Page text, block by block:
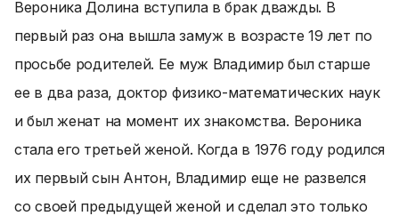
Вероника Долина вступила в брак дважды. В
первый раз она вышла замуж в возрасте 19 лет по
просьбе родителей. Ее муж Владимир был старше
ее в два раза, доктор физико-математических наук
и был женат на момент их знакомства. Вероника
стала его третьей женой. Когда в 1976 году родился
их первый сын Антон, Владимир еще не развелся
со своей предыдущей женой и сделал это только